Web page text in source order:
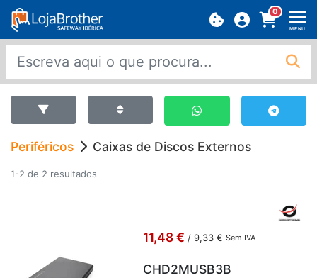
0
MENU
Periféricos Caixas de Discos Externos
1-2 de 2 resultados
11,48 € / 9,33 € Sem IVA
CHD2MUSB3B